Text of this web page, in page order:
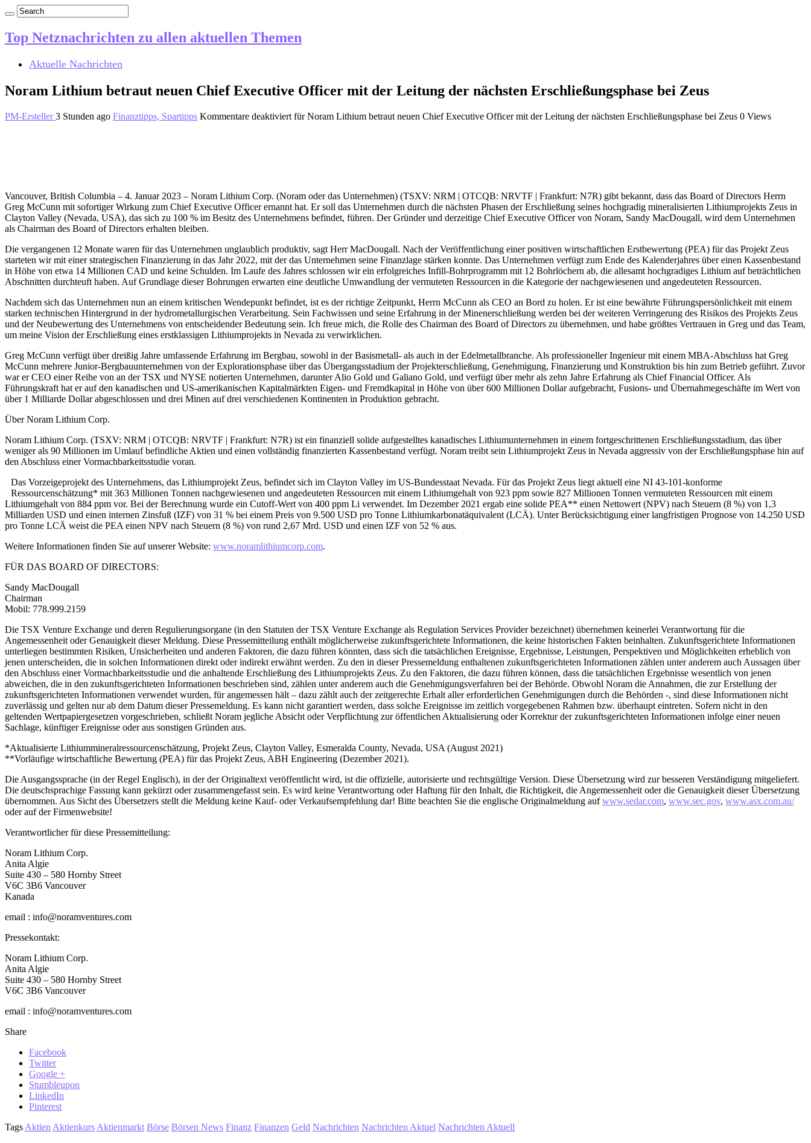
Top Netznachrichten zu allen aktuellen Themen
Aktuelle Nachrichten
Noram Lithium betraut neuen Chief Executive Officer mit der Leitung der nächsten Erschließungsphase bei Zeus
PM-Ersteller3 Stunden ago Finanztipps, Spartipps Kommentare deaktiviert für Noram Lithium betraut neuen Chief Executive Officer mit der Leitung der nächsten Erschließungsphase bei Zeus 0 Views
Vancouver, British Columbia – 4. Januar 2023 – Noram Lithium Corp. (Noram oder das Unternehmen) (TSXV: NRM | OTCQB: NRVTF | Frankfurt: N7R) gibt bekannt, dass das Board of Directors Herrn
Greg McCunn mit sofortiger Wirkung zum Chief Executive Officer ernannt hat. Er soll das Unternehmen durch die nächsten Phasen der Erschließung seines hochgradig mineralisierten Lithiumprojekts Zeus in
Clayton Valley (Nevada, USA), das sich zu 100 % im Besitz des Unternehmens befindet, führen. Der Gründer und derzeitige Chief Executive Officer von Noram, Sandy MacDougall, wird dem Unternehmen
als Chairman des Board of Directors erhalten bleiben.
Die vergangenen 12 Monate waren für das Unternehmen unglaublich produktiv, sagt Herr MacDougall. Nach der Veröffentlichung einer positiven wirtschaftlichen Erstbewertung (PEA) für das Projekt Zeus
starteten wir mit einer strategischen Finanzierung in das Jahr 2022, mit der das Unternehmen seine Finanzlage stärken konnte. Das Unternehmen verfügt zum Ende des Kalenderjahres über einen Kassenbestand
in Höhe von etwa 14 Millionen CAD und keine Schulden. Im Laufe des Jahres schlossen wir ein erfolgreiches Infill-Bohrprogramm mit 12 Bohrlöchern ab, die allesamt hochgradiges Lithium auf beträchtlichen
Abschnitten durchteuft haben. Auf Grundlage dieser Bohrungen erwarten eine deutliche Umwandlung der vermuteten Ressourcen in die Kategorie der nachgewiesenen und angedeuteten Ressourcen.
Nachdem sich das Unternehmen nun an einem kritischen Wendepunkt befindet, ist es der richtige Zeitpunkt, Herrn McCunn als CEO an Bord zu holen. Er ist eine bewährte Führungspersönlichkeit mit einem
starken technischen Hintergrund in der hydrometallurgischen Verarbeitung. Sein Fachwissen und seine Erfahrung in der Minenerschließung werden bei der weiteren Verringerung des Risikos des Projekts Zeus
und der Neubewertung des Unternehmens von entscheidender Bedeutung sein. Ich freue mich, die Rolle des Chairman des Board of Directors zu übernehmen, und habe größtes Vertrauen in Greg und das Team,
um meine Vision der Erschließung eines erstklassigen Lithiumprojekts in Nevada zu verwirklichen.
Greg McCunn verfügt über dreißig Jahre umfassende Erfahrung im Bergbau, sowohl in der Basismetall- als auch in der Edelmetallbranche. Als professioneller Ingenieur mit einem MBA-Abschluss hat Greg
McCunn mehrere Junior-Bergbauunternehmen von der Explorationsphase über das Übergangsstadium der Projekterschließung, Genehmigung, Finanzierung und Konstruktion bis hin zum Betrieb geführt. Zuvor
war er CEO einer Reihe von an der TSX und NYSE notierten Unternehmen, darunter Alio Gold und Galiano Gold, und verfügt über mehr als zehn Jahre Erfahrung als Chief Financial Officer. Als
Führungskraft hat er auf den kanadischen und US-amerikanischen Kapitalmärkten Eigen- und Fremdkapital in Höhe von über 600 Millionen Dollar aufgebracht, Fusions- und Übernahmegeschäfte im Wert von
über 1 Milliarde Dollar abgeschlossen und drei Minen auf drei verschiedenen Kontinenten in Produktion gebracht.
Über Noram Lithium Corp.
Noram Lithium Corp. (TSXV: NRM | OTCQB: NRVTF | Frankfurt: N7R) ist ein finanziell solide aufgestelltes kanadisches Lithiumunternehmen in einem fortgeschrittenen Erschließungsstadium, das über
weniger als 90 Millionen im Umlauf befindliche Aktien und einen vollständig finanzierten Kassenbestand verfügt. Noram treibt sein Lithiumprojekt Zeus in Nevada aggressiv von der Erschließungsphase hin auf
den Abschluss einer Vormachbarkeitsstudie voran.
Das Vorzeigeprojekt des Unternehmens, das Lithiumprojekt Zeus, befindet sich im Clayton Valley im US-Bundesstaat Nevada. Für das Projekt Zeus liegt aktuell eine NI 43-101-konforme
Ressourcenschätzung* mit 363 Millionen Tonnen nachgewiesenen und angedeuteten Ressourcen mit einem Lithiumgehalt von 923 ppm sowie 827 Millionen Tonnen vermuteten Ressourcen mit einem
Lithiumgehalt von 884 ppm vor. Bei der Berechnung wurde ein Cutoff-Wert von 400 ppm Li verwendet. Im Dezember 2021 ergab eine solide PEA** einen Nettowert (NPV) nach Steuern (8 %) von 1,3
Milliarden USD und einen internen Zinsfuß (IZF) von 31 % bei einem Preis von 9.500 USD pro Tonne Lithiumkarbonatäquivalent (LCÄ). Unter Berücksichtigung einer langfristigen Prognose von 14.250 USD
pro Tonne LCÄ weist die PEA einen NPV nach Steuern (8 %) von rund 2,67 Mrd. USD und einen IZF von 52 % aus.
Weitere Informationen finden Sie auf unserer Website: www.noramlithiumcorp.com.
FÜR DAS BOARD OF DIRECTORS:
Sandy MacDougall
Chairman
Mobil: 778.999.2159
Die TSX Venture Exchange und deren Regulierungsorgane (in den Statuten der TSX Venture Exchange als Regulation Services Provider bezeichnet) übernehmen keinerlei Verantwortung für die
Angemessenheit oder Genauigkeit dieser Meldung. Diese Pressemitteilung enthält möglicherweise zukunftsgerichtete Informationen, die keine historischen Fakten beinhalten. Zukunftsgerichtete Informationen
unterliegen bestimmten Risiken, Unsicherheiten und anderen Faktoren, die dazu führen könnten, dass sich die tatsächlichen Ereignisse, Ergebnisse, Leistungen, Perspektiven und Möglichkeiten erheblich von
jenen unterscheiden, die in solchen Informationen direkt oder indirekt erwähnt werden. Zu den in dieser Pressemeldung enthaltenen zukunftsgerichteten Informationen zählen unter anderem auch Aussagen über
den Abschluss einer Vormachbarkeitsstudie und die anhaltende Erschließung des Lithiumprojekts Zeus. Zu den Faktoren, die dazu führen können, dass die tatsächlichen Ergebnisse wesentlich von jenen
abweichen, die in den zukunftsgerichteten Informationen beschrieben sind, zählen unter anderem auch die Genehmigungsverfahren bei der Behörde. Obwohl Noram die Annahmen, die zur Erstellung der
zukunftsgerichteten Informationen verwendet wurden, für angemessen hält – dazu zählt auch der zeitgerechte Erhalt aller erforderlichen Genehmigungen durch die Behörden -, sind diese Informationen nicht
zuverlässig und gelten nur ab dem Datum dieser Pressemeldung. Es kann nicht garantiert werden, dass solche Ereignisse im zeitlich vorgegebenen Rahmen bzw. überhaupt eintreten. Sofern nicht in den
geltenden Wertpapiergesetzen vorgeschrieben, schließt Noram jegliche Absicht oder Verpflichtung zur öffentlichen Aktualisierung oder Korrektur der zukunftsgerichteten Informationen infolge einer neuen
Sachlage, künftiger Ereignisse oder aus sonstigen Gründen aus.
*Aktualisierte Lithiummineralressourcenschätzung, Projekt Zeus, Clayton Valley, Esmeralda County, Nevada, USA (August 2021)
**Vorläufige wirtschaftliche Bewertung (PEA) für das Projekt Zeus, ABH Engineering (Dezember 2021).
Die Ausgangssprache (in der Regel Englisch), in der der Originaltext veröffentlicht wird, ist die offizielle, autorisierte und rechtsgültige Version. Diese Übersetzung wird zur besseren Verständigung mitgeliefert.
Die deutschsprachige Fassung kann gekürzt oder zusammengefasst sein. Es wird keine Verantwortung oder Haftung für den Inhalt, die Richtigkeit, die Angemessenheit oder die Genauigkeit dieser Übersetzung
übernommen. Aus Sicht des Übersetzers stellt die Meldung keine Kauf- oder Verkaufsempfehlung dar! Bitte beachten Sie die englische Originalmeldung aufwww.sedar.com, www.sec.gov, www.asx.com.au/
oder auf der Firmenwebsite!
Verantwortlicher für diese Pressemitteilung:
Noram Lithium Corp.
Anita Algie
Suite 430 – 580 Hornby Street
V6C 3B6 Vancouver
Kanada
email : info@noramventures.com
Pressekontakt:
Noram Lithium Corp.
Anita Algie
Suite 430 – 580 Hornby Street
V6C 3B6 Vancouver
email : info@noramventures.com
Share
Facebook
Twitter
Google +
Stumbleupon
LinkedIn
Pinterest
Tags Aktien Aktienkurs Aktienmarkt Börse Börsen News Finanz Finanzen Geld Nachrichten Nachrichten Aktuel Nachrichten Aktuell